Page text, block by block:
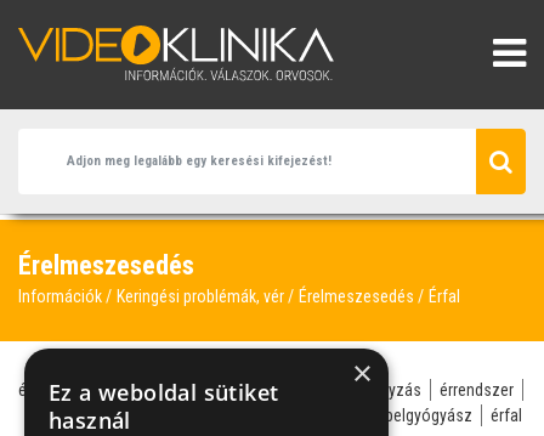
Érelmeszesedés
Információk Keringési problémák, vér Érelmeszesedés Érfal
érelmeszesedés koszorúér családorvos dohányzás
érrendszer
érszűkület
koszorúér-betegség belgyógyász érfal
×
Ez a weboldal sütiket
használ